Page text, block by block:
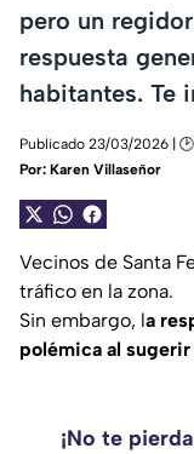
pero un
respuesta
habitantes. Te
Publicado 23/03/2026 |
Por: Karen Villaseñor
Vecinos de Santa
tráfico en la zona.
Sin embargo, la
polémica al
¡No te